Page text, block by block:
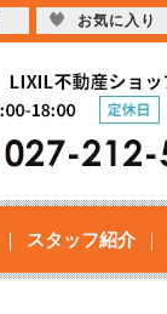
スタッフ紹介
お気に入り